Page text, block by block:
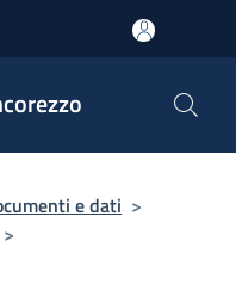
e dati >
>